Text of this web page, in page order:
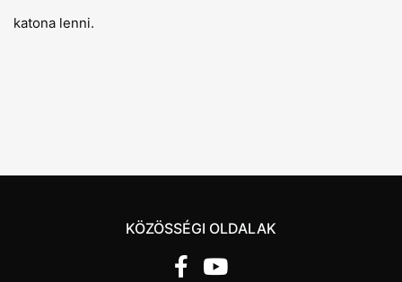
katona lenni.
KÖZÖSSÉGI OLDALAK